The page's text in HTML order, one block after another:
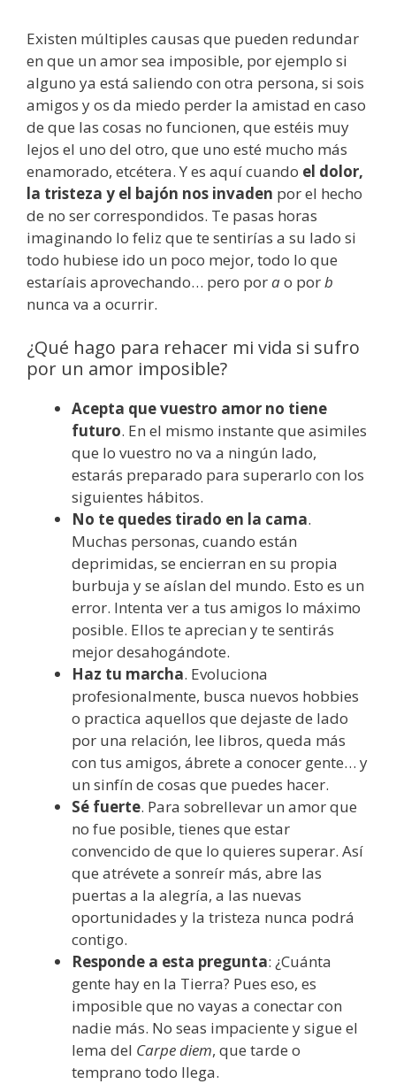
Existen múltiples causas que pueden redundar
en que un amor sea imposible, por ejemplo si
alguno ya está saliendo con otra persona, si sois
amigos y os da miedo perder la amistad en caso
de que las cosas no funcionen, que estéis muy
lejos el uno del otro, que uno esté mucho más
enamorado, etcétera. Y es aquí cuando el dolor,
la tristeza y el bajón nos invaden por el hecho
de no ser correspondidos. Te pasas horas
imaginando lo feliz que te sentirías a su lado si
todo hubiese ido un poco mejor, todo lo que
estaríais aprovechando… pero porao porb
nunca va a ocurrir.
¿Qué hago para rehacer mi vida si sufro
por un amor imposible?
Acepta que vuestro amor no tiene
futuro. En el mismo instante que asimiles
que lo vuestro no va a ningún lado,
estarás preparado para superarlo con los
siguientes hábitos.
No te quedes tirado en la cama.
Muchas personas, cuando están
deprimidas, se encierran en su propia
burbuja y se aíslan del mundo. Esto es un
error. Intenta ver a tus amigos lo máximo
posible. Ellos te aprecian y te sentirás
mejor desahogándote.
Haz tu marcha. Evoluciona
profesionalmente, busca nuevos hobbies
o practica aquellos que dejaste de lado
por una relación, lee libros, queda más
con tus amigos, ábrete a conocer gente… y
un sinfín de cosas que puedes hacer.
Sé fuerte. Para sobrellevar un amor que
no fue posible, tienes que estar
convencido de que lo quieres superar. Así
que atrévete a sonreír más, abre las
puertas a la alegría, a las nuevas
oportunidades y la tristeza nunca podrá
contigo.
Responde a esta pregunta: ¿Cuánta
gente hay en la Tierra? Pues eso, es
imposible que no vayas a conectar con
nadie más. No seas impaciente y sigue el
lema del Carpe diem, que tarde o
temprano todo llega.